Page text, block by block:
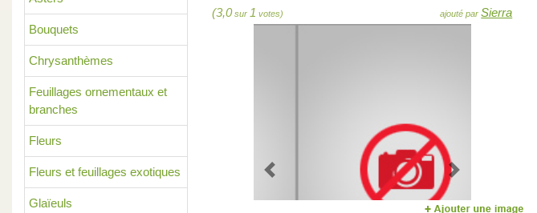
Bouquets
Chrysanthèmes
Feuillages ornementaux et
branches
Fleurs
Fleurs et feuillages exotiques
Glaïeuls
(3,0sur 1 votes) ajouté parSierra
Previous Next